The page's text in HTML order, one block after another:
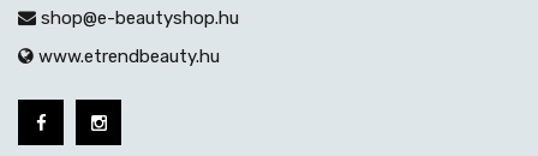
shop@e-beautyshop.hu
www.etrendbeauty.hu